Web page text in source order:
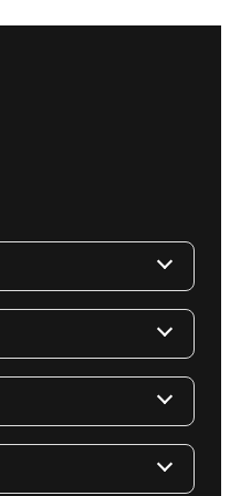
blir klimatsmart.
uttrycket. Vi hjälper